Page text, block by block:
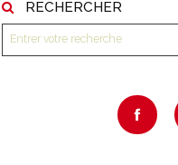
RECHERCHER